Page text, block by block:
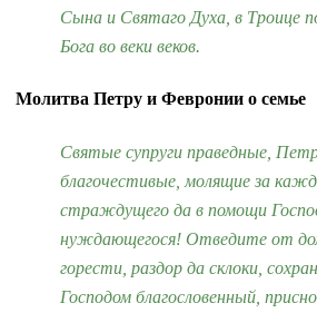
Сына и Святаго Духа, в Троице
Бога во веки веков.
Молитва Петру и Февронии о семье
Святые супруги праведные,
благочестивые, молящие за
страждущего да в помощи
нуждающегося! Отведите от
горести, раздор да склоки,
Господом благословенный,